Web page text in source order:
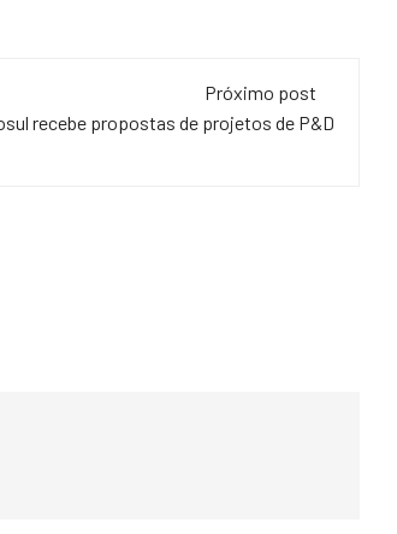
Próximo post
recebe propostas de projetos de P&D